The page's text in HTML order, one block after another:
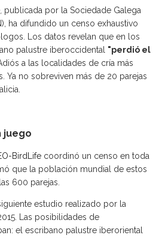
, publicada por la Sociedade Galega
ha difundido un censo exhaustivo
Los datos revelan que en los
palustre iberoccidental "perdió el
a las localidades de cría más
Ya no sobreviven más de 20 parejas
juego
BirdLife coordinó un censo en toda
que la población mundial de estos
600 parejas.
estudio realizado por la
Las posibilidades de
el escribano palustre iberoriental